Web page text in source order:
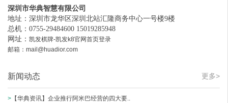
深圳市华典智慧有限公司
地址：深圳市龙华区深圳北站汇隆商务中心一号楼9楼
总机：0755-29484600 15019285948
网址： 凯发棋牌-凯发k8官网首页登录
邮箱： mail@huadior.com
更多>
新闻动态
> 【华典资讯】企业推行阿米巴经营的四大要..